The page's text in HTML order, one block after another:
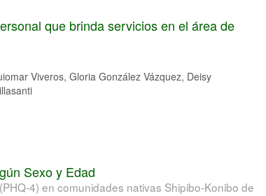
que brinda servicios en el área de
Viveros, Gloria González Vázquez, Deisy
Sexo y Edad
4) en comunidades nativas Shipibo-Konibo de